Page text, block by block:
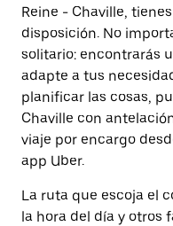
Reine - Chaville,
disposición. No
solitario: encontrarás
adapte a tus
planificar las cosas,
Chaville con
viaje por encargo
app Uber.
La ruta que escoja el
la hora del día y otros